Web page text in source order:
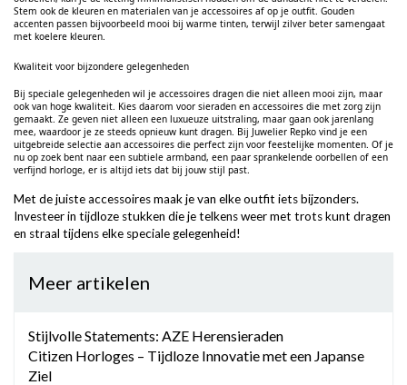
Stem ook de kleuren en materialen van je accessoires af op je outfit. Gouden
accenten passen bijvoorbeeld mooi bij warme tinten, terwijl zilver beter samengaat
met koelere kleuren.
Kwaliteit voor bijzondere gelegenheden
Bij speciale gelegenheden wil je accessoires dragen die niet alleen mooi zijn, maar
ook van hoge kwaliteit. Kies daarom voor sieraden en accessoires die met zorg zijn
gemaakt. Ze geven niet alleen een luxueuze uitstraling, maar gaan ook jarenlang
mee, waardoor je ze steeds opnieuw kunt dragen. Bij Juwelier Repko vind je een
uitgebreide selectie aan accessoires die perfect zijn voor feestelijke momenten. Of je
nu op zoek bent naar een subtiele armband, een paar sprankelende oorbellen of een
verfijnd horloge, er is altijd iets dat bij jouw stijl past.
Met de juiste accessoires maak je van elke outfit iets bijzonders.
Investeer in tijdloze stukken die je telkens weer met trots kunt dragen
en straal tijdens elke speciale gelegenheid!
Meer artikelen
Stijlvolle Statements: AZE Herensieraden
Citizen Horloges – Tijdloze Innovatie met een Japanse
Ziel